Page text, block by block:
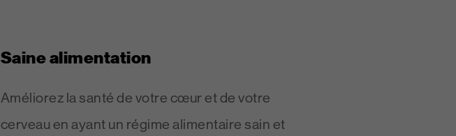
Saine alimentation
Améliorez la santé de votre cœur et de votre
cerveau en ayant un régime alimentaire sain et